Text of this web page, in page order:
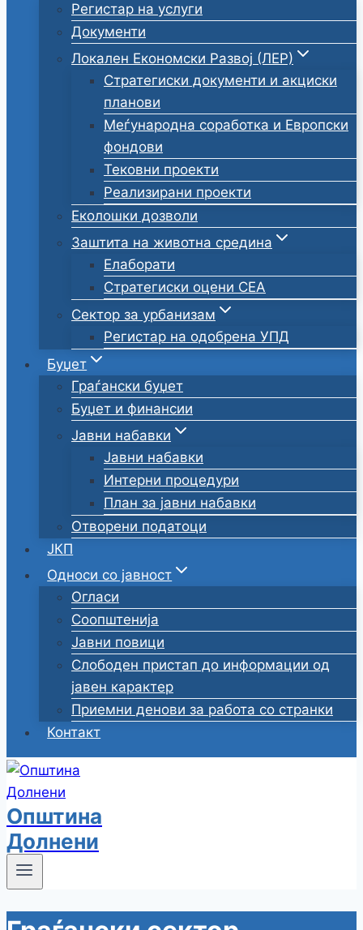
Регистар на услуги
Документи
Локален Економски Развој (ЛЕР)
Стратегиски документи и акциски
планови
Меѓународна соработка и Европски
фондови
Тековни проекти
Реализирани проекти
Еколошки дозволи
Заштита на животна средина
Елаборати
Стратегиски оцени СЕА
Сектор за урбанизам
Регистар на одобрена УПД
Буџет
Граѓански буџет
Буџет и финансии
Јавни набавки
Јавни набавки
Интерни процедури
План за јавни набавки
Отворени податоци
ЈКП
Односи со јавност
Огласи
Соопштенија
Јавни повици
Слободен пристап до информации од
јавен карактер
Приемни денови за работа со странки
Контакт
Општина
Долнени